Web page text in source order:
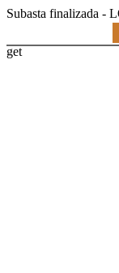
Subasta finalizada -
get